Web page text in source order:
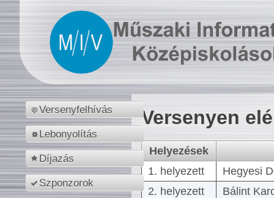
Versenyfelhívás
Lebonyolítás
Díjazás
Szponzorok
Versenyen
Helyezések
1. helyezett
Hegyesi
2. helyezett
Bálint